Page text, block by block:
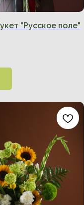
"Русское поле"